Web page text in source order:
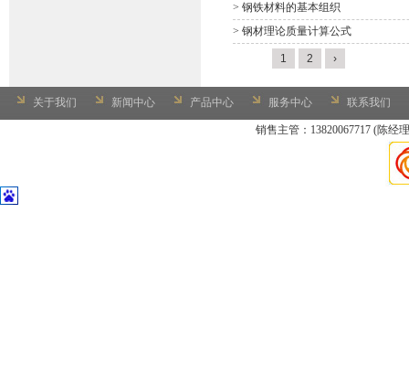
> 钢铁材料的基本组织
> 钢材理论质量计算公式
1 2 ›
关于我们 新闻中心 产品中心 服务中心 联系我们
销售主管：13820067717 (陈